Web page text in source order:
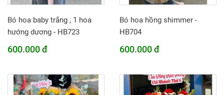
Bó hoa baby trắng , 1 hoa
hướng dương - HB723
600.000 đ
Bó hoa hồng shimmer -
HB704
600.000 đ